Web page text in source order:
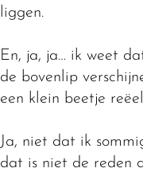
liggen.
En, ja, ja… ik weet
de bovenlip
een klein beetje
Ja, niet dat ik
dat is niet de reden